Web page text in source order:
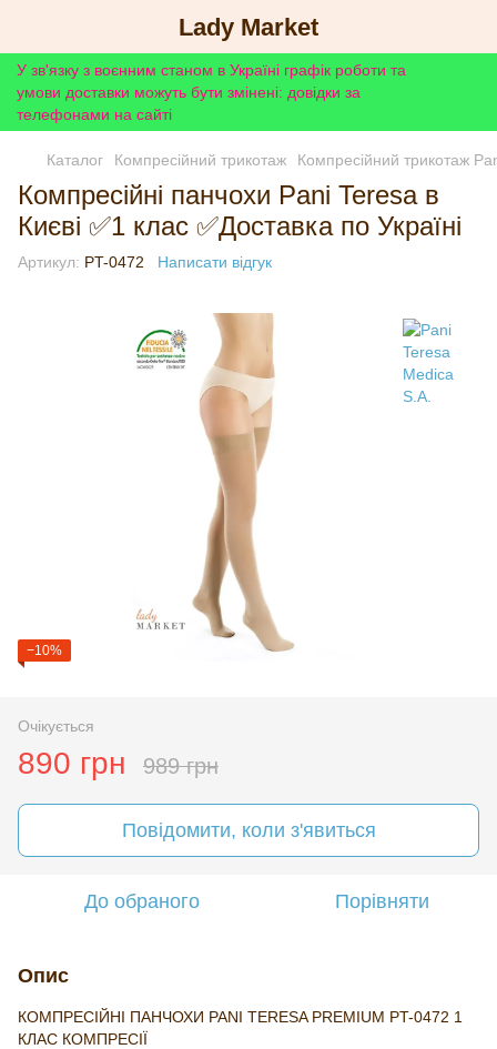
Lady Market
У зв'язку з воєнним станом в Україні графік роботи та
умови доставки можуть бути змінені: довідки за
телефонами на сайті
Каталог Компресійний трикотаж Компресійний трикотаж
Компресійні панчохи Pani Teresa в
Києві ✅1 клас ✅Доставка по Україні
Артикул: PT-0472 Написати відгук
−10%
Очікується
890 грн 989 грн
Повідомити, коли з'явиться
До обраного Порівняти
Опис
КОМПРЕСІЙНІ ПАНЧОХИ PANI TERESA PREMIUM PT-0472 1
КЛАС КОМПРЕСІЇ